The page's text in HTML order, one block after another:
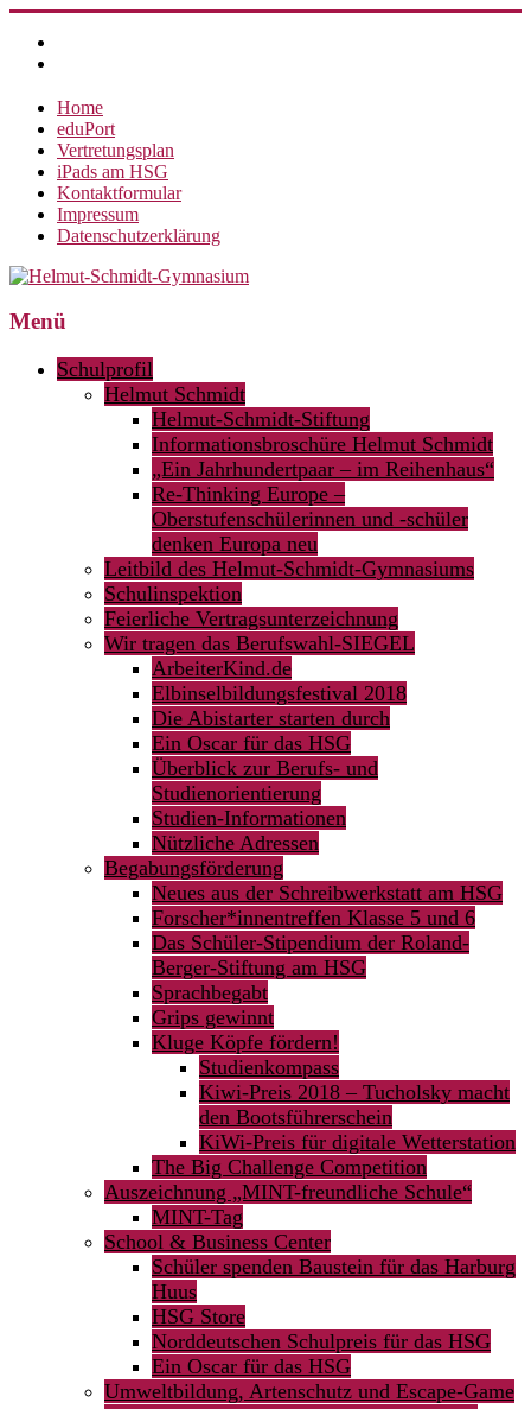
Inhalt
springen
Home
eduPort
Vertretungsplan
iPads am HSG
Kontaktformular
Impressum
Datenschutzerklärung
Helmut-
Gymnasium
Menü
Schulprofil
Helmut Schmidt
Helmut-Schmidt-Stiftung
Informationsbroschüre Helmut Schmidt
„Ein Jahrhundertpaar – im Reihenhaus“
Re-Thinking Europe –
Oberstufenschülerinnen und -schüler
denken Europa neu
Leitbild des Helmut-Schmidt-Gymnasiums
Schulinspektion
Feierliche Vertragsunterzeichnung
Wir tragen das Berufswahl-SIEGEL
ArbeiterKind.de
Elbinselbildungsfestival 2018
Die Abistarter starten durch
Ein Oscar für das HSG
Überblick zur Berufs- und
Studienorientierung
Studien-Informationen
Nützliche Adressen
Begabungsförderung
Neues aus der Schreibwerkstatt am HSG
Forscher*innentreffen Klasse 5 und 6
Das Schüler-Stipendium der Roland-
Berger-Stiftung am HSG
Sprachbegabt
Grips gewinnt
Kluge Köpfe fördern!
Studienkompass
Kiwi-Preis 2018 – Tucholsky macht
den Bootsführerschein
KiWi-Preis für digitale Wetterstation
The Big Challenge Competition
Auszeichnung „MINT-freundliche Schule“
MINT-Tag
School & Business Center
Schüler spenden Baustein für das Harburg
Huus
HSG Store
Norddeutschen Schulpreis für das HSG
Ein Oscar für das HSG
Umweltbildung, Artenschutz und Escape-Game